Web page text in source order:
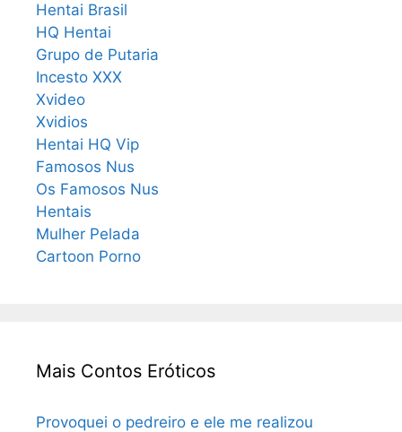
Hentai Brasil
HQ Hentai
Grupo de Putaria
Incesto XXX
Xvideo
Xvidios
Hentai HQ Vip
Famosos Nus
Os Famosos Nus
Hentais
Mulher Pelada
Cartoon Porno
Mais Contos Eróticos
Provoquei o pedreiro e ele me realizou